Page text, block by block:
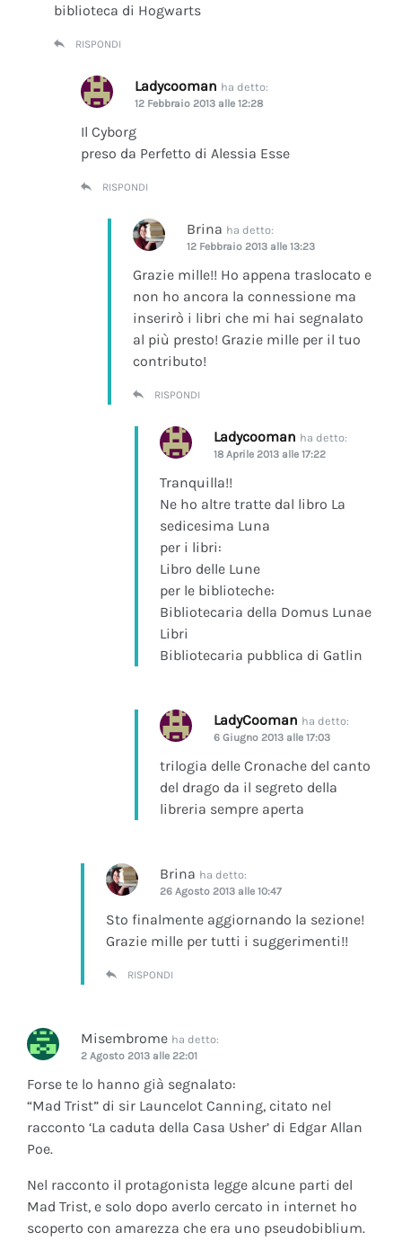
biblioteca di Hogwarts
RISPONDI
Ladycooman ha detto:
12 Febbraio 2013 alle 12:28
Il Cyborg
preso da Perfetto di Alessia Esse
RISPONDI
Brina ha detto:
12 Febbraio 2013 alle 13:23
Grazie mille!! Ho appena traslocato e
non ho ancora la connessione ma
inserirò i libri che mi hai segnalato
al più presto! Grazie mille per il tuo
contributo!
RISPONDI
Ladycooman ha detto:
18 Aprile 2013 alle 17:22
Tranquilla!!
Ne ho altre tratte dal libro La
sedicesima Luna
per i libri:
Libro delle Lune
per le biblioteche:
Bibliotecaria della Domus Lunae
Libri
Bibliotecaria pubblica di Gatlin
LadyCooman ha detto:
6 Giugno 2013 alle 17:03
trilogia delle Cronache del canto
del drago da il segreto della
libreria sempre aperta
Brina ha detto:
26 Agosto 2013 alle 10:47
Sto finalmente aggiornando la sezione!
Grazie mille per tutti i suggerimenti!!
RISPONDI
Misembrome ha detto:
2 Agosto 2013 alle 22:01
Forse te lo hanno già segnalato:
“Mad Trist” di sir Launcelot Canning, citato nel
racconto ‘La caduta della Casa Usher’ di Edgar Allan
Poe.
Nel racconto il protagonista legge alcune parti del
Mad Trist, e solo dopo averlo cercato in internet ho
scoperto con amarezza che era uno pseudobiblium.